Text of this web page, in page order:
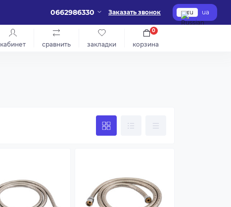
0662986330 Заказать звонок ru ua
кабинет сравнить закладки корзина
0